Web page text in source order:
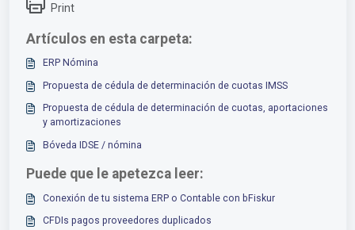
Print
Artículos en esta carpeta:
ERP Nómina
Propuesta de cédula de determinación de cuotas IMSS
Propuesta de cédula de determinación de cuotas, aportaciones
y amortizaciones
Bóveda IDSE / nómina
Puede que le apetezca leer:
Conexión de tu sistema ERP o Contable con bFiskur
CFDIs pagos proveedores duplicados